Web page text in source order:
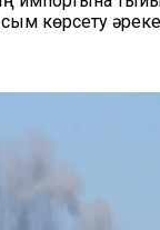
көрсету